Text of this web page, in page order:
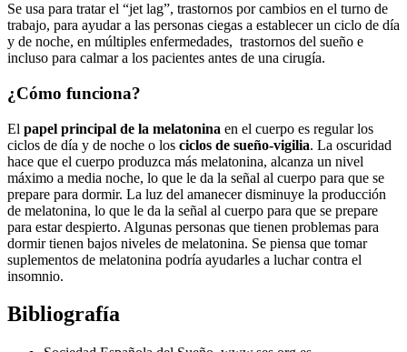
Se usa para tratar el “jet lag”, trastornos por cambios en el turno de
trabajo, para ayudar a las personas ciegas a establecer un ciclo de día
y de noche, en múltiples enfermedades, trastornos del sueño e
incluso para calmar a los pacientes antes de una cirugía.
¿Cómo funciona?
El papel principal de la melatonina en el cuerpo es regular los
ciclos de día y de noche o los ciclos de sueño-vigilia. La oscuridad
hace que el cuerpo produzca más melatonina, alcanza un nivel
máximo a media noche, lo que le da la señal al cuerpo para que se
prepare para dormir. La luz del amanecer disminuye la producción
de melatonina, lo que le da la señal al cuerpo para que se prepare
para estar despierto. Algunas personas que tienen problemas para
dormir tienen bajos niveles de melatonina. Se piensa que tomar
suplementos de melatonina podría ayudarles a luchar contra el
insomnio.
Bibliografía